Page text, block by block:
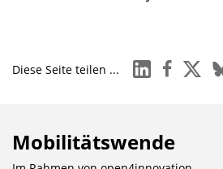
Diese Seite teilen ... linkedinfacebook
x
Mobilitätswende